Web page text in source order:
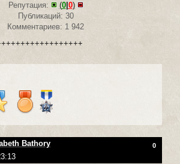
Репутация:
(0| 0)
Публикаций: 30
Комментариев: 1 942
Bathory 0